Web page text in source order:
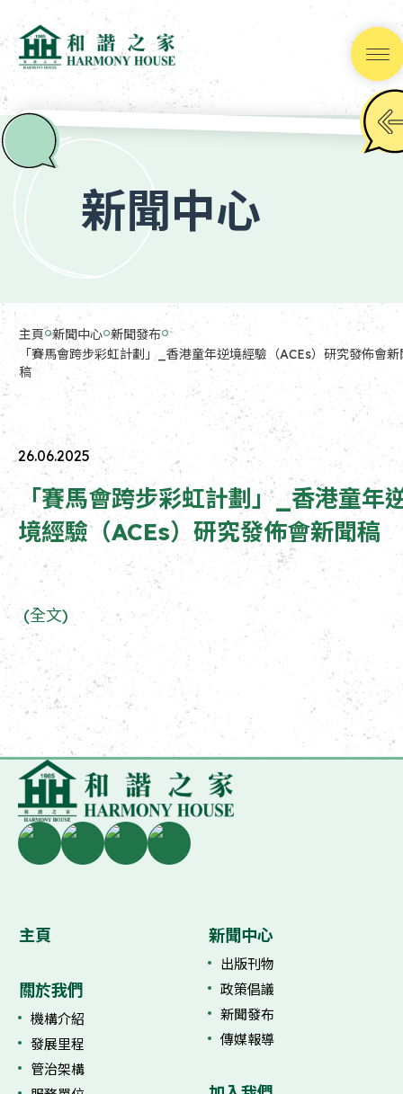
跳
到
內
容
(按
新聞中心
主頁 新聞中心 新聞發布
「賽馬會跨步彩虹計劃」_香港童年逆境經驗（ACEs）研究發佈會新
稿
26.06.2025
「賽馬會跨步彩虹計劃」_香港童年
境經驗（ACEs）研究發佈會新聞稿
(全文)
主頁
關於我們
機構介紹
發展里程
管治架構
新聞中心
出版刊物
政策倡議
新聞發布
傳媒報導